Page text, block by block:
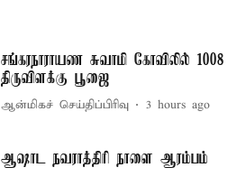
சங்கரநாராயண சுவாமி கோவிலில் 1008
திருவிளக்கு பூஜை
ஆன்மிகச் செய்திப்பிரிவு 3 hours ago
ஆஷாட நவராத்திரி நாளை ஆரம்பம்